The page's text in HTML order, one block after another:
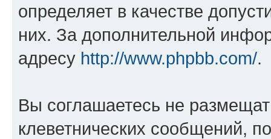
определяет в качестве
них. За дополнительной
адресу http://www.phpbb.com/.
Вы соглашаетесь не
клеветнических сообщений,